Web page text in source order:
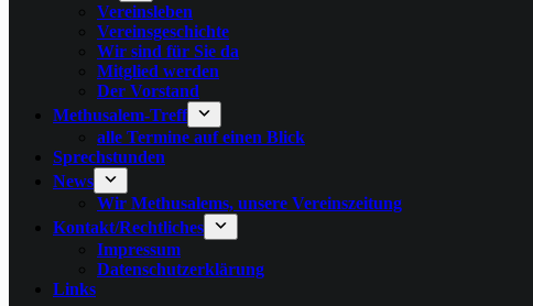
Vereinsleben
Vereinsgeschichte
Wir sind für Sie da
Mitglied werden
Der Vorstand
Methusalem-Treff
alle Termine auf einen Blick
Sprechstunden
News
Wir Methusalems, unsere Vereinszeitung
Kontakt/Rechtliches
Impressum
Datenschutzerklärung
Links